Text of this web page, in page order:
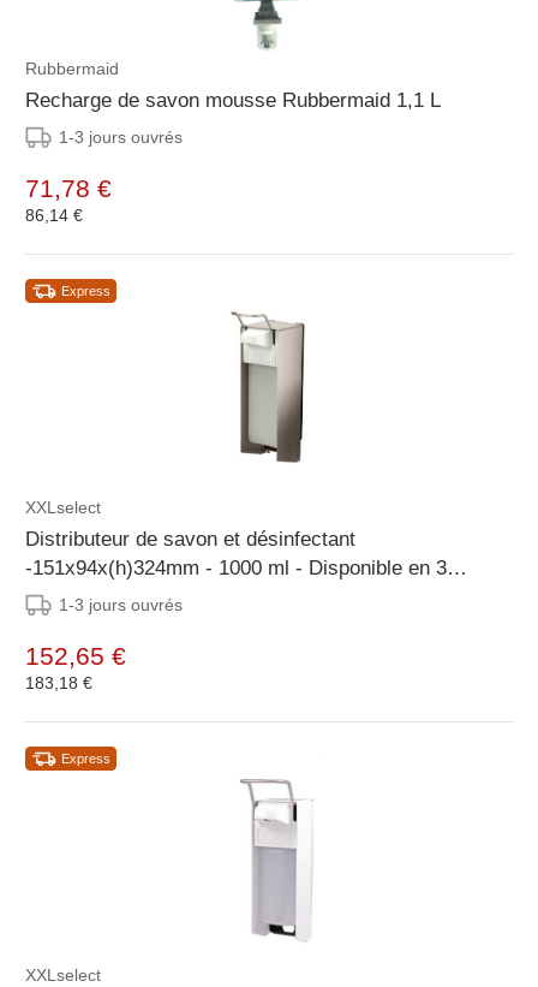
Rubbermaid
Recharge de savon mousse Rubbermaid 1,1 L
1-3 jours ouvrés
71,78 €
86,14 €
Express
XXLselect
Distributeur de savon et désinfectant
-151x94x(h)324mm - 1000 ml - Disponible en 3
variantes
1-3 jours ouvrés
152,65 €
183,18 €
Express
XXLselect